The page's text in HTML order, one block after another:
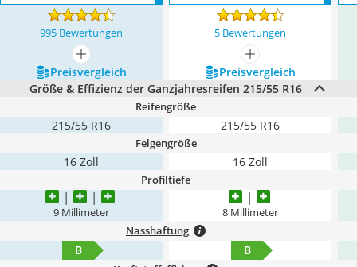
995 Bewertungen 5 Bewertungen
mehr anzeigen
mehr anzeigen
Preis­vergleich
Preis­vergleich
Größe & Effizienz der Ganzjahresreifen 215/55 R16
Reifengröße
215/55 R16 215/55 R16
Felgengröße
16 Zoll 16 Zoll
Profiltiefe
9 Millimeter 8 Millimeter
Nasshaftung
B B